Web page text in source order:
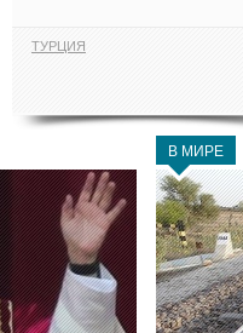
ТУРЦИЯ
В МИРЕ